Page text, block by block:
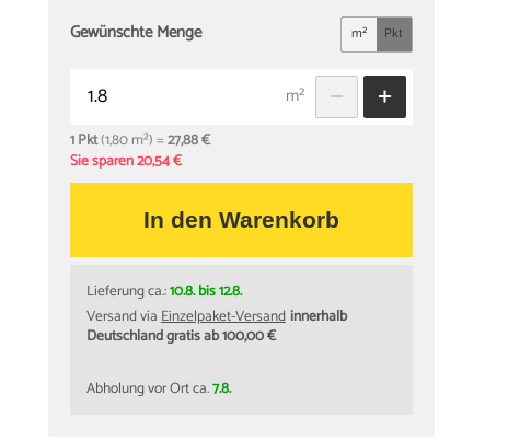
Gewünschte Menge m² Pkt
m²
1 Pkt(1,80 m²) =27,88 €
Sie sparen 20,54 €
In den Warenkorb
Lieferung ca.:10.8. bis 12.8.
Versand viaEinzelpaket-Versandinnerhalb
Deutschland gratis ab 100,00 €
Abholung vor Ort ca.7.8.